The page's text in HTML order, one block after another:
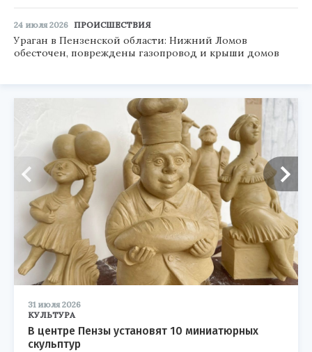
24 июля 2026 ПРОИСШЕСТВИЯ
Ураган в Пензенской области: Нижний Ломов
обесточен, повреждены газопровод и крыши домов
31 июля 2026
КУЛЬТУРА
В центре Пензы установят 10 миниатюрных
скульптур